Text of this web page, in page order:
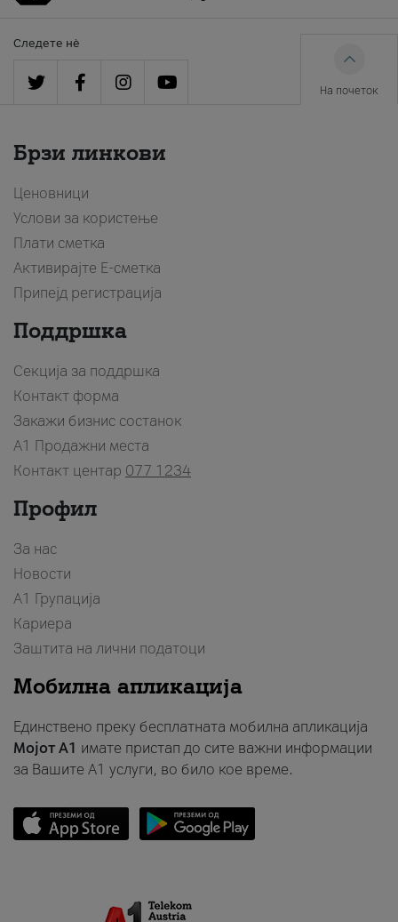
Следете нè
На почеток
Брзи линкови
Ценовници
Услови за користење
Плати сметка
Активирајте Е-сметка
Припејд регистрација
Поддршка
Секција за поддршка
Контакт форма
Закажи бизнис состанок
A1 Продажни места
Контакт центар 077 1234
Профил
За нас
Новости
А1 Групација
Кариера
Заштита на лични податоци
Мобилна апликација
Единствено преку бесплатната мобилна апликација
Мојот A1 имате пристап до сите важни информации
за Вашите A1 услуги, во било кое време.